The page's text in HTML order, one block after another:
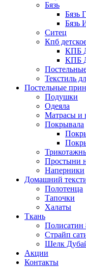
Бязь
Бязь
Бязь
Ситец
Кпб
КПБ
КПБ
Текстиль
Постельные
Подушки
Одеяла
Матрасы и
Покрывала
Простыни
Наперники
Домашний
Полотенца
Тапочки
Халаты
Ткань
Полисатин
Страйп
Шелк
Акции
Контакты